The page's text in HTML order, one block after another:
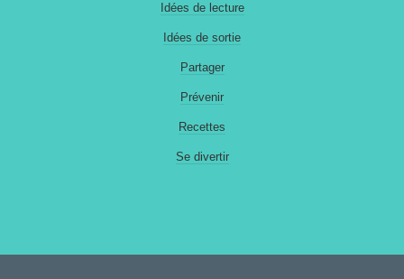
Idées de lecture
Idées de sortie
Partager
Prévenir
Recettes
Se divertir